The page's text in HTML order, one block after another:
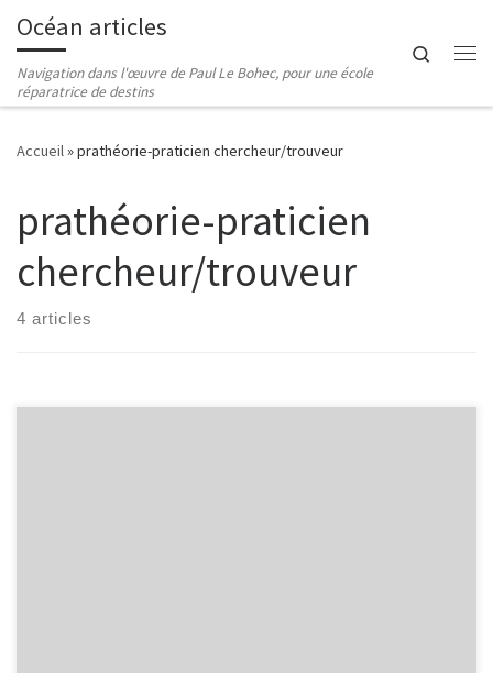
Passer au contenu
Océan articles
Navigation dans l'œuvre de Paul Le Bohec, pour une école
réparatrice de destins
Search
Accueil»prathéorie-praticien chercheur/trouveur
prathéorie-praticien
chercheur/trouveur
4 articles